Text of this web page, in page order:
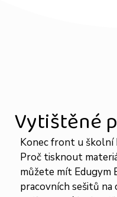
Vytištěné
Konec front u školní
Proč tisknout
můžete mít Edugym
pracovních sešitů na